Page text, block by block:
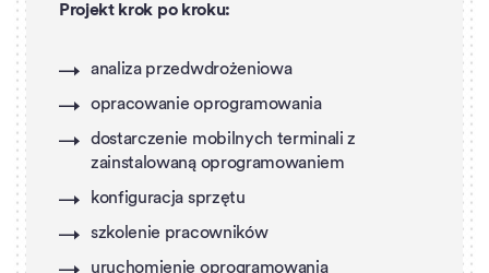
Projekt krok po kroku:
analiza przedwdrożeniowa
opracowanie oprogramowania
dostarczenie mobilnych terminali z
zainstalowaną oprogramowaniem
konfiguracja sprzętu
szkolenie pracowników
uruchomienie oprogramowania